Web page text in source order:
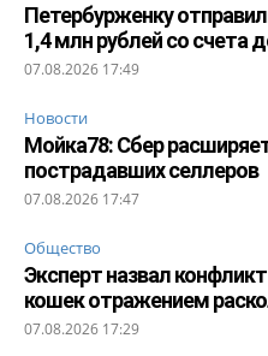
Петербурженку
1,4 млн рублей со счета
07.08.2026 17:49
Новости
Мойка78: Сбер
пострадавших селлеров
07.08.2026 17:47
Общество
Эксперт назвал
кошек отражением
07.08.2026 17:29